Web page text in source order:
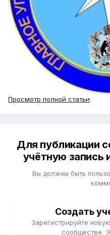
Просмотр полной статьи
Для публикации
учётную запись
Вы должны быть
Создать
Зарегистрируйте
сообществе.